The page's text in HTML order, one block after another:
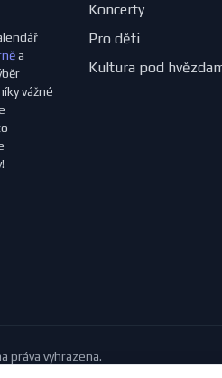
a
vážné
Koncerty
Pro děti
Kultura pod
práva vyhrazena.